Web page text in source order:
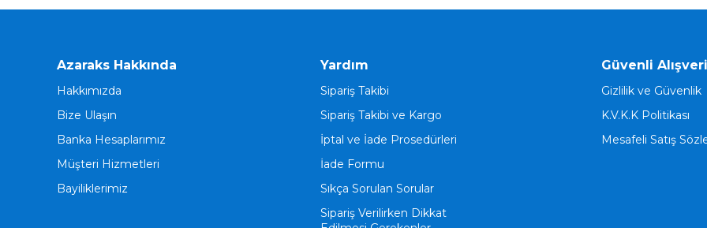
Azaraks Hakkında
Hakkımızda
Bize Ulaşın
Banka Hesaplarımız
Müşteri Hizmetleri
Bayiliklerimiz
Yardım
Sipariş Takibi
Sipariş Takibi ve Kargo
İptal ve İade Prosedürleri
İade Formu
Sıkça Sorulan Sorular
Sipariş Verilirken Dikkat
Güvenli
Gizlilik ve Güvenlik
K.V.K.K Politikası
Mesafeli Satış